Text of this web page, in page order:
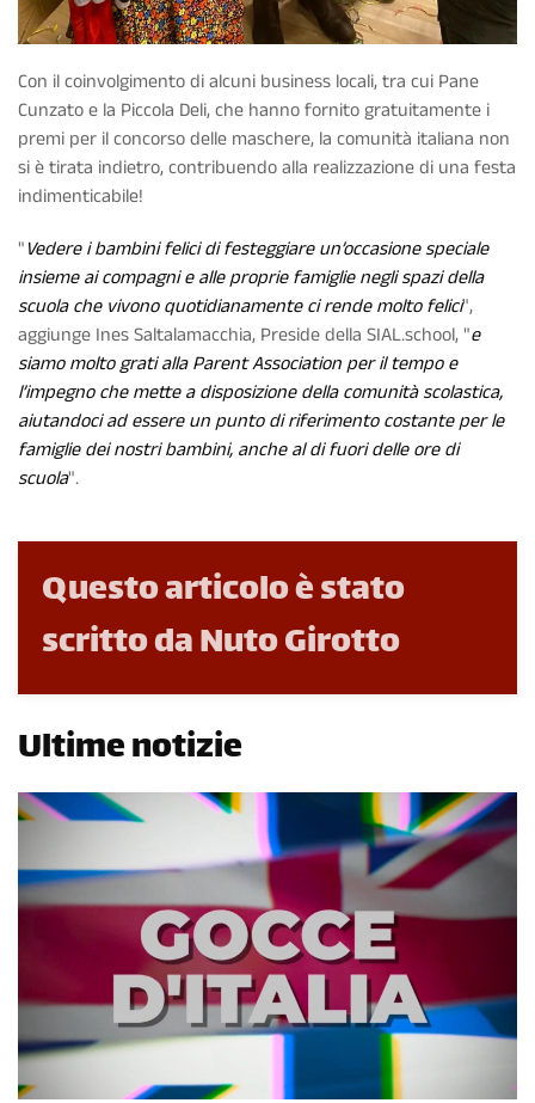
Con il coinvolgimento di alcuni business locali, tra cui Pane
Cunzato e la Piccola Deli, che hanno fornito gratuitamente i
premi per il concorso delle maschere, la comunità italiana non
si è tirata indietro, contribuendo alla realizzazione di una festa
indimenticabile!
"Vedere i bambini felici di festeggiare un’occasione speciale
insieme ai compagni e alle proprie famiglie negli spazi della
scuola che vivono quotidianamente ci rende molto felici",
aggiunge Ines Saltalamacchia, Preside della SIAL.school, "e
siamo molto grati alla Parent Association per il tempo e
l’impegno che mette a disposizione della comunità scolastica,
aiutandoci ad essere un punto di riferimento costante per le
famiglie dei nostri bambini, anche al di fuori delle ore di
scuola".
Questo articolo è stato
scritto da Nuto Girotto
Ultime notizie